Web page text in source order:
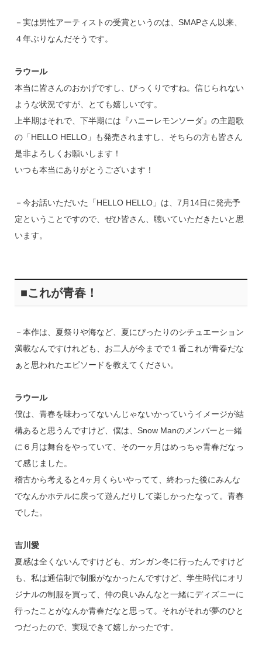
－実は男性アーティストの受賞というのは、SMAPさん以来、
４年ぶりなんだそうです。
ラウール
本当に皆さんのおかげですし、びっくりですね。信じられない
ような状況ですが、とても嬉しいです。
上半期はそれで、下半期には『ハニーレモンソーダ』の主題歌
の「HELLO HELLO」も発売されますし、そちらの方も皆さん
是非よろしくお願いします！
いつも本当にありがとうございます！
－今お話いただいた「HELLO HELLO」は、7月14日に発売予
定ということですので、ぜひ皆さん、聴いていただきたいと思
います。
■これが青春！
－本作は、夏祭りや海など、夏にぴったりのシチュエーション
満載なんですけれども、お二人が今までで１番これが青春だな
ぁと思われたエピソードを教えてください。
ラウール
僕は、青春を味わってないんじゃないかっていうイメージが結
構あると思うんですけど、僕は、Snow Manのメンバーと一緒
に６月は舞台をやっていて、その一ヶ月はめっちゃ青春だなっ
て感じました。
稽古から考えると4ヶ月くらいやってて、終わった後にみんな
でなんかホテルに戻って遊んだりして楽しかったなって。青春
でした。
吉川愛
夏感は全くないんですけども、ガンガン冬に行ったんですけど
も、私は通信制で制服がなかったんですけど、学生時代にオリ
ジナルの制服を買って、仲の良いみんなと一緒にディズニーに
行ったことがなんか青春だなと思って。それがそれが夢のひと
つだったので、実現できて嬉しかったです。